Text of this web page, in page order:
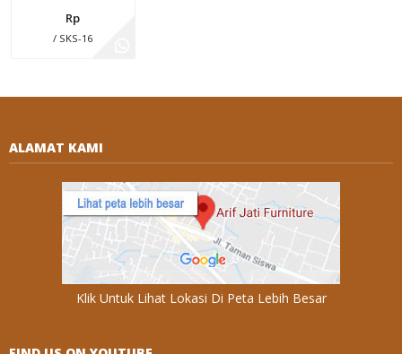
Rp
/ SKS-16
ALAMAT KAMI
Klik Untuk Lihat Lokasi Di Peta Lebih Besar